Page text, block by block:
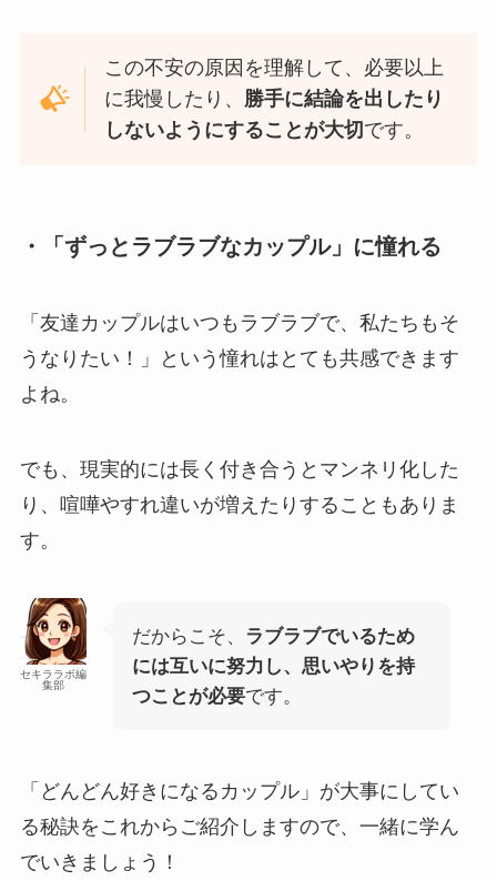
この不安の原因を理解して、必要以上
に我慢したり、 勝手に結論を出したり
しないようにすることが大切 です。
・「ずっとラブラブなカップル」に憧れる
「友達カップルはいつもラブラブで、私たちもそ
うなりたい！」という憧れはとても共感できます
よね。
でも、現実的には長く付き合うとマンネリ化した
り、喧嘩やすれ違いが増えたりすることもありま
す。
セキララボ編
集部
だからこそ、 ラブラブでいるため
には互いに努力し、思いやりを持
つことが必要です。
「どんどん好きになるカップル」が大事にしてい
る秘訣をこれからご紹介しますので、一緒に学ん
でいきましょう！